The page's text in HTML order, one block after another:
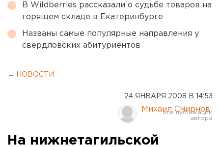
В Wildberries рассказали о судьбе товаров на
горящем складе в Екатеринбурге
Названы самые популярные направления у
свердловских абитуриентов
← НОВОСТИ
24 ЯНВАРЯ 2008 В 14:53
Михаил Смирнов
На нижнетагильской